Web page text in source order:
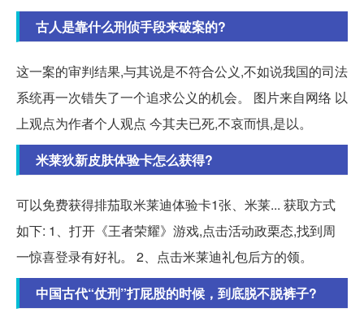
古人是靠什么刑侦手段来破案的?
这一案的审判结果,与其说是不符合公义,不如说我国的司法
系统再一次错失了一个追求公义的机会。 图片来自网络 以
上观点为作者个人观点 今其夫已死,不哀而惧,是以。
米莱狄新皮肤体验卡怎么获得?
可以免费获得排茄取米莱迪体验卡1张、米莱... 获取方式
如下: 1、打开《王者荣耀》游戏,点击活动政栗态,找到周
一惊喜登录有好礼。 2、点击米莱迪礼包后方的领。
中国古代“仗刑”打屁股的时候，到底脱不脱裤子?